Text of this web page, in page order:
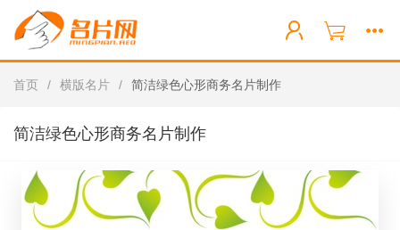
首页 / 横版名片 / 简洁绿色心形商务名片制作
简洁绿色心形商务名片制作